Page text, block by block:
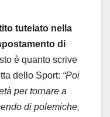
tutelato nella
di
è quanto scrive
dello Sport: “Poi
per tornare a
di polemiche,